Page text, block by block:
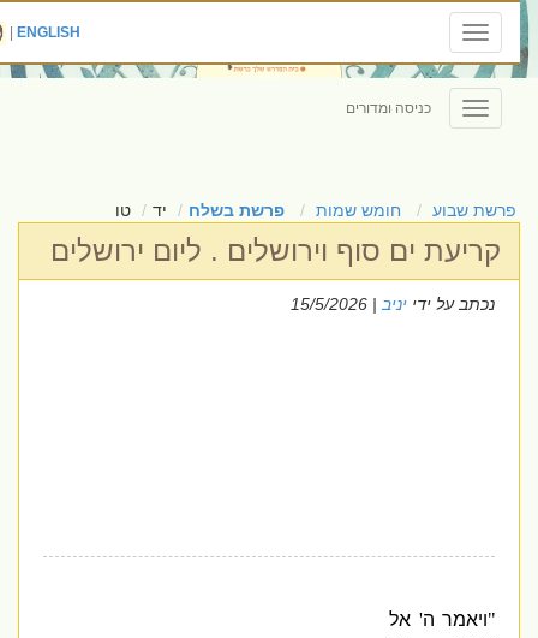
Toggle
navigation
ENGLISH
|
Toggle
navigation
כניסה ומדורים
פרשת שבוע חומש שמות פרשת בשלח יד טו
קריעת ים סוף וירושלים . ליום ירושלים
נכתב על ידייניב| 15/5/2026
ויאמר ה 'אל